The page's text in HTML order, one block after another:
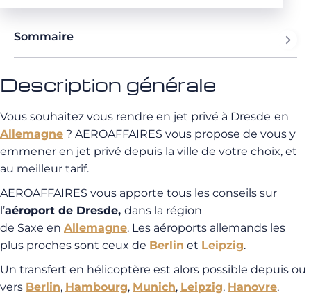
Sommaire
Description générale
Vous souhaitez vous rendre en jet privé à Dresde en
Allemagne ? AEROAFFAIRES vous propose de vous y
emmener en jet privé depuis la ville de votre choix, et
au meilleur tarif.
AEROAFFAIRES vous apporte tous les conseils sur
l’aéroport de Dresde, dans la région
de Saxe en Allemagne. Les aéroports allemands les
plus proches sont ceux de Berlin et Leipzig.
Un transfert en hélicoptère est alors possible depuis ou
vers Berlin, Hambourg, Munich, Leipzig, Hanovre,